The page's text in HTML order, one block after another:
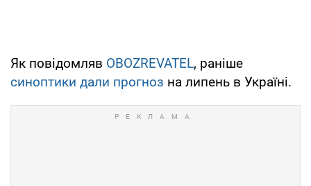
Як повідомляв OBOZREVATEL, раніше
синоптики дали прогноз на липень в Україні.